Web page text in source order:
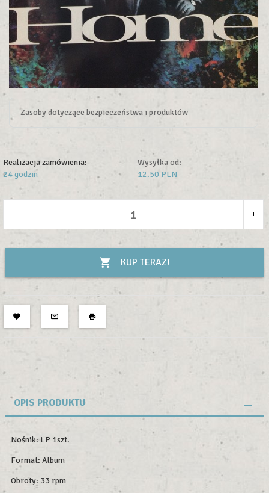
Zasoby dotyczące bezpieczeństwa i produktów
Realizacja zamówienia:
24 godzin
Wysyłka od:
12.50 PLN
KUP TERAZ!
OPIS PRODUKTU
Nośnik: LP 1szt.
Format: Album
Obroty: 33 rpm